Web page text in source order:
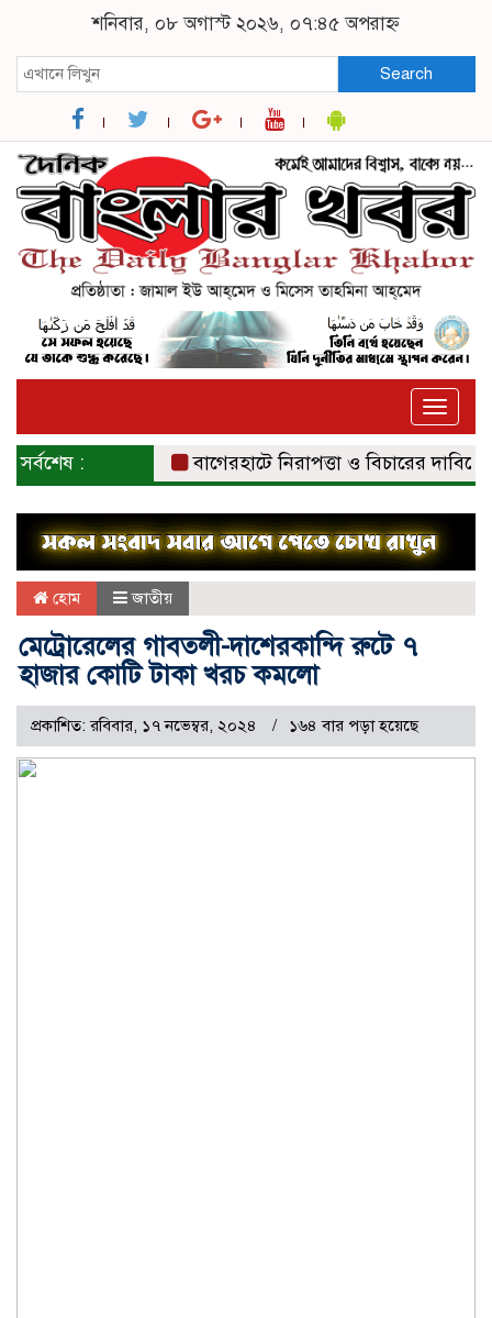
শনিবার, ০৮ অগাস্ট ২০২৬, ০৭:৪৫ অপরাহ্ন
Search
Toggle
সর্বশেষ : বাগেরহাটে নিরাপত্তা ও বিচারের দাবিতে
হোম জাতীয়
মেট্রোরেলের গাবতলী-দাশেরকান্দি রুটে ৭
হাজার কোটি টাকা খরচ কমলো
প্রকাশিত: রবিবার, ১৭ নভেম্বর, ২০২৪ ১৬৪ বার পড়া হয়েছে